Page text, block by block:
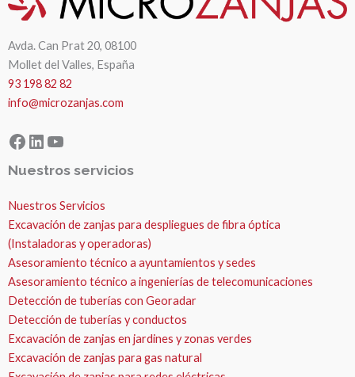
Avda. Can Prat 20, 08100
Mollet del Valles, España
93 198 82 82
info@microzanjas.com
Facebook
LinkedIn
YouTube
Nuestros servicios
Nuestros Servicios
Excavación de zanjas para despliegues de fibra óptica
(Instaladoras y operadoras)
Asesoramiento técnico a ayuntamientos y sedes
Asesoramiento técnico a ingenierías de telecomunicaciones
Detección de tuberías con Georadar
Detección de tuberías y conductos
Excavación de zanjas en jardines y zonas verdes
Excavación de zanjas para gas natural